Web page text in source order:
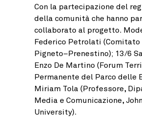
Con la partecipazione del
della comunità che hanno
collaborato al progetto.
Federico Petrolati
Pigneto–Prenestino); 13/6
Enzo De Martino (Forum
Permanente del Parco delle
Miriam Tola (Professore,
Media e Comunicazione,
University).